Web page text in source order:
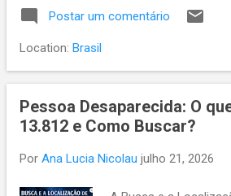
determina
relativos a acidentes
igual ou superior a 60
Direitos da pessoa
cultura, esporte e
do Idoso O Estatuto da
pessoa idosa na
Postar um comentário
Location: Brasil
Pessoa Desaparecida: O
13.812 e Como Buscar?
Por Ana Lucia Nicolau julho 21, 2026